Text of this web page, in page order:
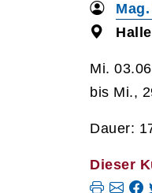
Mi.
bis Mi.,
Dauer:
Dieser